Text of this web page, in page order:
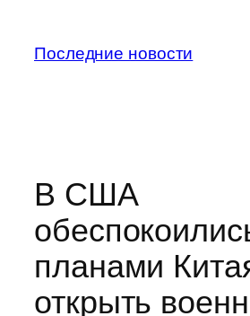
содержимому
Последние новости
В США
планами
открыть